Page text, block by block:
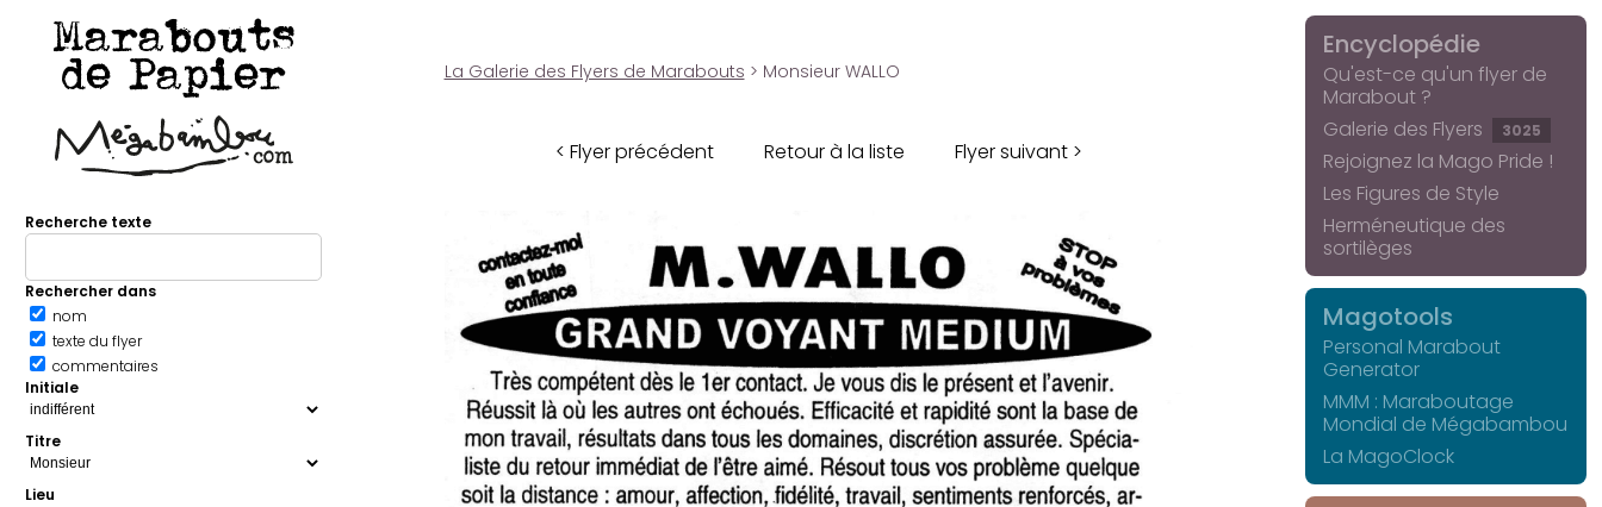
Marabouts
de Papier
Recherche texte
Rechercher dans
nom
texte du flyer
commentaires
Initiale
Titre
Lieu
La Galerie des Flyers de Marabouts > Monsieur WALLO
< Flyer précédent Retour à la liste Flyer suivant >
Encyclopédie
Qu'est-ce qu'un flyer de
Marabout ?
Galerie des Flyers
3025
Rejoignez la Mago Pride !
Les Figures de Style
Herméneutique des
sortilèges
Magotools
Personal Marabout
Generator
MMM : Maraboutage
Mondial de Mégabambou
La MagoClock